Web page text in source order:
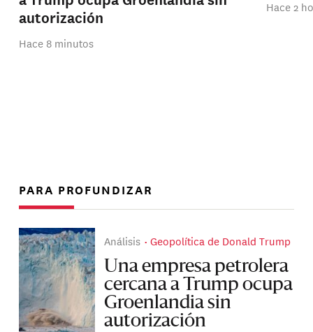
autorización
Hace 8 minutos
Hace 2
PARA PROFUNDIZAR
Análisis Geopolítica de Donald Trump
Una empresa petrolera
cercana a Trump ocupa
Groenlandia sin
autorización